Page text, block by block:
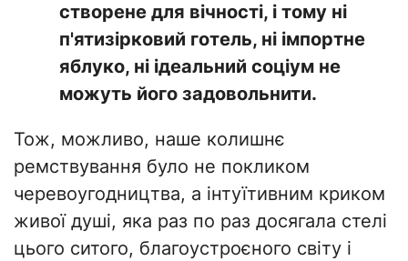
створене для вічності, і тому ні
п'ятизірковий готель, ні імпортне
яблуко, ні ідеальний соціум не
можуть його задовольнити.
Тож, можливо, наше колишнє
ремствування було не покликом
черевоугодництва, а інтуїтивним криком
живої душі, яка раз по раз досягала стелі
цього ситого, благоустроєного світу і